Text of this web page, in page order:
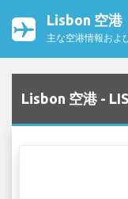
Lisbon 空港
主な空港情報およ
Lisbon 空港 -